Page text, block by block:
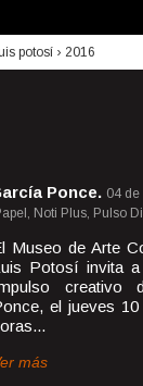
potosí › 2016
Ponce. 04
Noti Plus, Pulso
Museo de Arte
Potosí invita
creativo
el jueves
más